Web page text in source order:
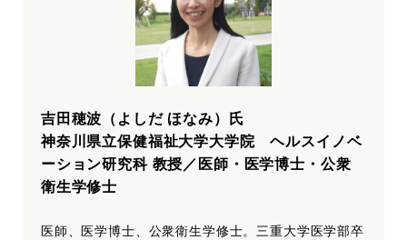
吉田穂波（よしだ ほなみ）氏
神奈川県立保健福祉大学大学院 ヘルスイノベ
ーション研究科 教授／医師・医学博士・公衆
衛生学修士
医師、医学博士、公衆衛生学修士。三重大学医学部卒